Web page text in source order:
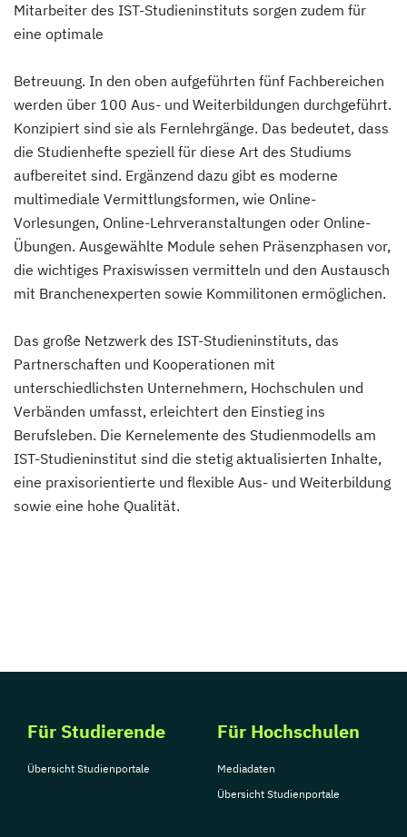
Mitarbeiter des IST-Studieninstituts sorgen zudem für
eine optimale
Betreuung. In den oben aufgeführten fünf Fachbereichen
werden über 100 Aus- und Weiterbildungen durchgeführt.
Konzipiert sind sie als Fernlehrgänge. Das bedeutet, dass
die Studienhefte speziell für diese Art des Studiums
aufbereitet sind. Ergänzend dazu gibt es moderne
multimediale Vermittlungsformen, wie Online-
Vorlesungen, Online-Lehrveranstaltungen oder Online-
Übungen. Ausgewählte Module sehen Präsenzphasen vor,
die wichtiges Praxiswissen vermitteln und den Austausch
mit Branchenexperten sowie Kommilitonen ermöglichen.
Das große Netzwerk des IST-Studieninstituts, das
Partnerschaften und Kooperationen mit
unterschiedlichsten Unternehmern, Hochschulen und
Verbänden umfasst, erleichtert den Einstieg ins
Berufsleben. Die Kernelemente des Studienmodells am
IST-Studieninstitut sind die stetig aktualisierten Inhalte,
eine praxisorientierte und flexible Aus- und Weiterbildung
sowie eine hohe Qualität.
Für Studierende
Übersicht Studienportale
Für Hochschulen
Mediadaten
Übersicht Studienportale